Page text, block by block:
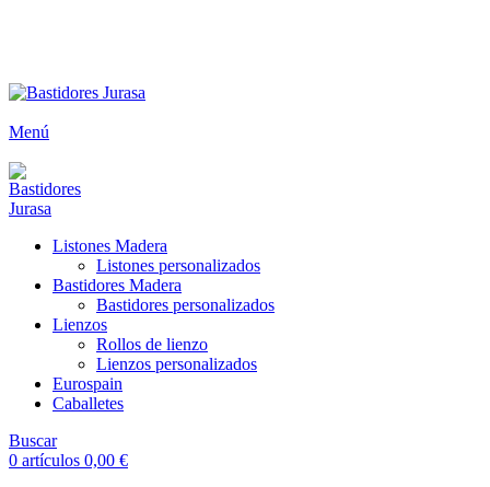
Menú
Listones Madera
Listones personalizados
Bastidores Madera
Bastidores personalizados
Lienzos
Rollos de lienzo
Lienzos personalizados
Eurospain
Caballetes
Buscar
0 artículos 0,00 €